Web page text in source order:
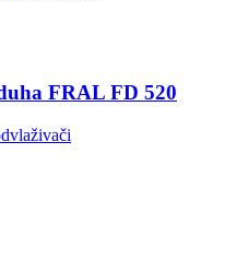
FRAL FD 520